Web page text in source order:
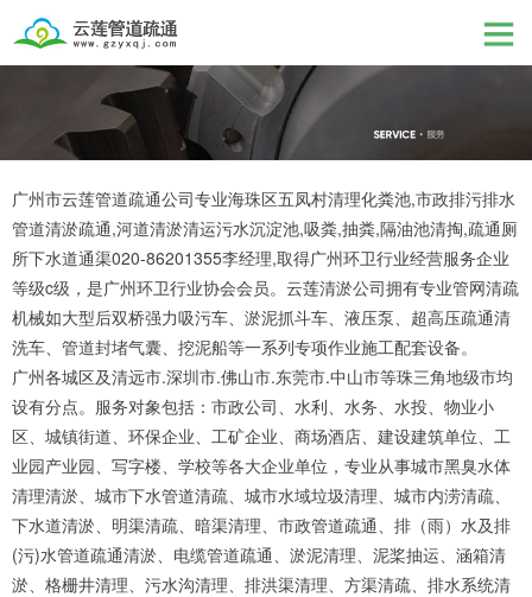
广州市云莲管道疏通公司专业海珠区五凤村清理化粪池,市政排污排水
管道清淤疏通,河道清淤清运污水沉淀池,吸粪,抽粪,隔油池清掏,疏通厕
所下水道通渠020-86201355李经理,取得广州环卫行业经营服务企业
等级c级，是广州环卫行业协会会员。云莲清淤公司拥有专业管网清疏
机械如大型后双桥强力吸污车、淤泥抓斗车、液压泵、超高压疏通清
洗车、管道封堵气囊、挖泥船等一系列专项作业施工配套设备。
广州各城区及清远市.深圳市.佛山市.东莞市.中山市等珠三角地级市均
设有分点。服务对象包括：市政公司、水利、水务、水投、物业小
区、城镇街道、环保企业、工矿企业、商场酒店、建设建筑单位、工
业园产业园、写字楼、学校等各大企业单位，专业从事城市黑臭水体
清理清淤、城市下水管道清疏、城市水域垃圾清理、城市内涝清疏、
下水道清淤、明渠清疏、暗渠清理、市政管道疏通、排（雨）水及排
(污)水管道疏通清淤、电缆管道疏通、淤泥清理、泥桨抽运、涵箱清
淤、格栅井清理、污水沟清理、排洪渠清理、方渠清疏、排水系统清